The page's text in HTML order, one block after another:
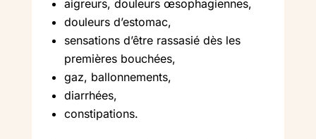
aigreurs, douleurs œsophagiennes,
douleurs d’estomac,
sensations d’être rassasié dès les
premières bouchées,
gaz, ballonnements,
diarrhées,
constipations.